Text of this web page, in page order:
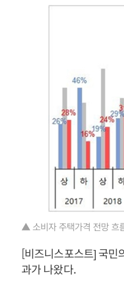
▲ 소비자 주택가격 전망 흐
[비즈니스포스트] 국민
과가 나왔다.